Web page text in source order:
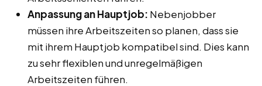
Anpassung an Hauptjob: Nebenjobber
müssen ihre Arbeitszeiten so planen, dass sie
mit ihrem Hauptjob kompatibel sind. Dies kann
zu sehr flexiblen und unregelmäßigen
Arbeitszeiten führen.